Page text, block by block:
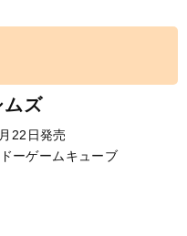
ムズ
22日発売
ーゲームキューブ